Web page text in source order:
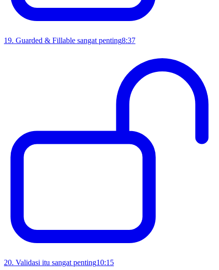
19. Guarded & Fillable sangat penting8:37
20. Validasi itu sangat penting10:15